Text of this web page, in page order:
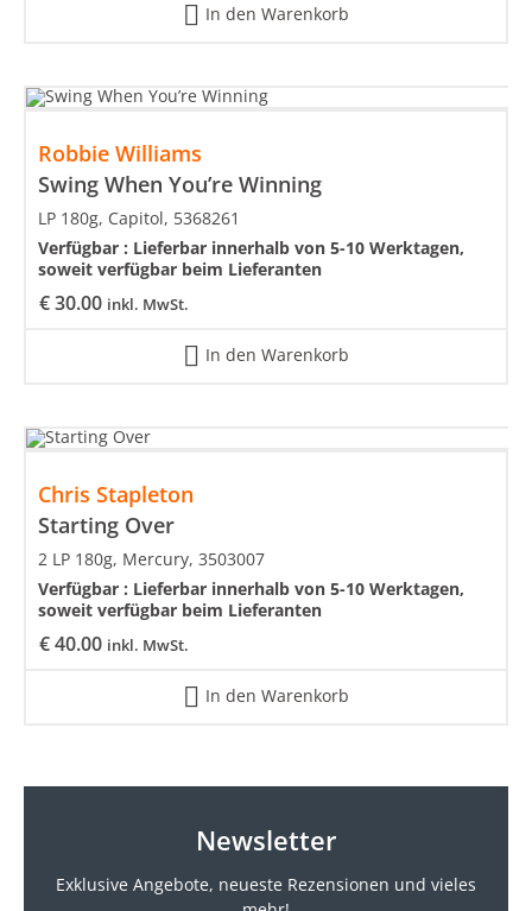
In den Warenkorb
Robbie Williams
Swing When You’re Winning
€30.00 inkl. MwSt.
LP 180g, Capitol, 5368261
Verfügbar : Lieferbar innerhalb von 5-10 Werktagen,
soweit verfügbar beim Lieferanten
In den Warenkorb
Chris Stapleton
Starting Over
€40.00 inkl. MwSt.
2 LP 180g, Mercury, 3503007
Verfügbar : Lieferbar innerhalb von 5-10 Werktagen,
soweit verfügbar beim Lieferanten
In den Warenkorb
Newsletter
Exklusive Angebote, neueste Rezensionen und vieles